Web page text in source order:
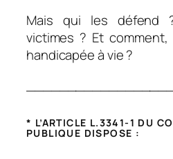
Mais qui les défend
victimes ? Et
handicapée à vie ?
* L’ARTICLE L.3341-1 DU
PUBLIQUE DISPOSE :